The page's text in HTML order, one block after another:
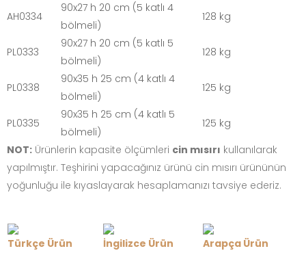
AH0334
90x27 h 20 cm (5 katlı 4
bölmeli)
128 kg
PL0333
90x27 h 20 cm (5 katlı 5
bölmeli)
128 kg
PL0338
90x35 h 25 cm (4 katlı 4
bölmeli)
125 kg
PL0335
90x35 h 25 cm (4 katlı 5
bölmeli)
125 kg
NOT: Ürünlerin kapasite ölçümleri cin mısırı kullanılarak
yapılmıştır. Teşhirini yapacağınız ürünü cin mısırı ürününün
yoğunluğu ile kıyaslayarak hesaplamanızı tavsiye ederiz.
Türkçe Ürün
İngilizce Ürün
Arapça Ürün